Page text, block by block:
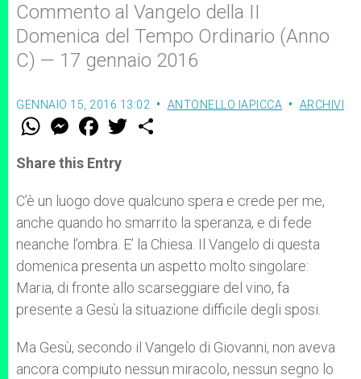
Commento al Vangelo della II
Domenica del Tempo Ordinario (Anno
C) — 17 gennaio 2016
GENNAIO 15, 2016 13:02 ANTONELLO IAPICCA ARCHIVI
W
t
s
p
p
M
e
s
e
g
e
r
F
a
e
b
o
k
w
r
Share this Entry
C’è un luogo dove qualcuno spera e crede per me,
anche quando ho smarrito la speranza, e di fede
neanche l’ombra. E’ la Chiesa. Il Vangelo di questa
domenica presenta un aspetto molto singolare:
Maria, di fronte allo scarseggiare del vino, fa
presente a Gesù la situazione difficile degli sposi.
Ma Gesù, secondo il Vangelo di Giovanni, non aveva
ancora compiuto nessun miracolo, nessun segno lo